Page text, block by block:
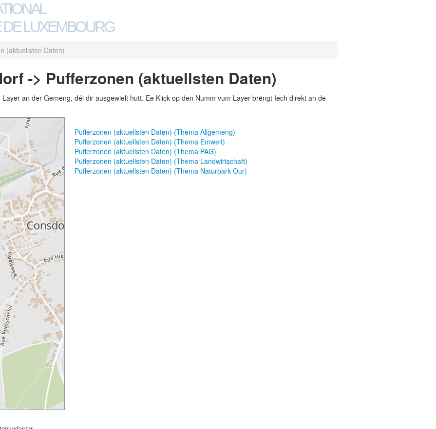
LUXEMBOURG
(aktuellsten Daten)
-> Pufferzonen (aktuellsten Daten)
an der Gemeng, déi dir ausgewielt hutt. Ee Klick op den Numm vum Layer brëngt Iech direkt an de
Pufferzonen (aktuellsten Daten) (Thema Allgemeng)
Pufferzonen (aktuellsten Daten) (Thema Emwelt)
Pufferzonen (aktuellsten Daten) (Thema PAG)
Pufferzonen (aktuellsten Daten) (Thema Landwirtschaft)
Pufferzonen (aktuellsten Daten) (Thema Naturpark Our)